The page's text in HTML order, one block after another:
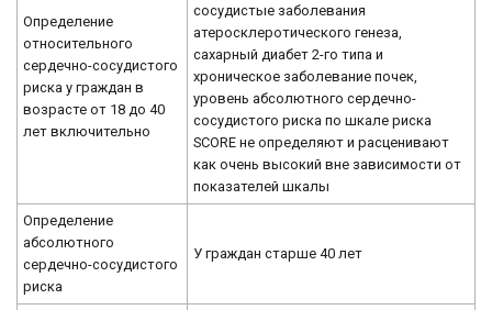
Определение
относительного
сердечно-сосудистого
риска у граждан в
возрасте от 18 до 40
лет включительно
сосудистые заболевания
атеросклеротического генеза,
сахарный диабет 2-го типа и
хроническое заболевание почек,
уровень абсолютного сердечно-
сосудистого риска по шкале риска
SCORE не определяют и расценивают
как очень высокий вне зависимости от
показателей шкалы
Определение
абсолютного
сердечно-сосудистого
риска
У граждан старше 40 лет